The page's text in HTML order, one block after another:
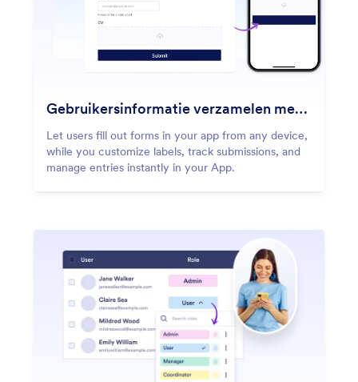
Gebruikersinformatie verzamelen met formulieren
Let users fill out forms in your app from any device,
while you customize labels, track submissions, and
manage entries instantly in your App.